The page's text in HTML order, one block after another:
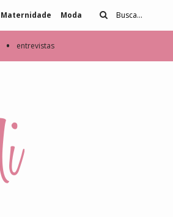
Maternidade Moda
• entrevistas